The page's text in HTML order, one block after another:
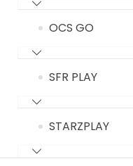
OCS GO
SFR PLAY
STARZPLAY